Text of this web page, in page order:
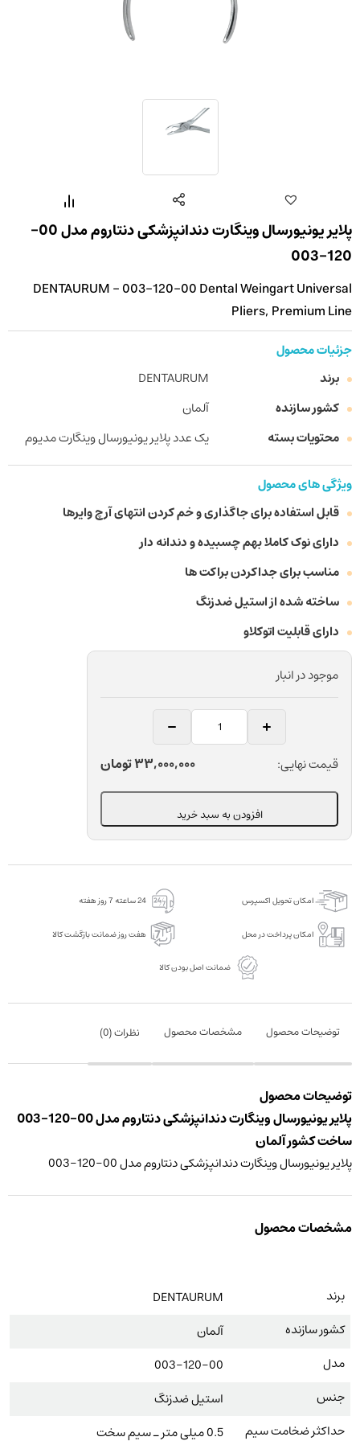
پلایر یونیورسال وینگارت دندانپزشکی دنتاروم مدل 00-
120-003
DENTAURUM - 003-120-00 Dental Weingart Universal
Pliers, Premium Line
جزئیات محصول
برند
DENTAURUM
کشور سازنده
آلمان
محتویات بسته
یک عدد پلایر یونیورسال وینگارت مدیوم
ویژگی های محصول
قابل استفاده برای جاگذاری و خم کردن انتهای آرچ وایرها
دارای نوک کاملا بهم چسبیده و دندانه دار
مناسب برای جداکردن براکت ها
ساخته شده از استیل ضدزنگ
دارای قابلیت اتوکلاو
موجود در انبار
یونیورسال
مدل
120-
قیمت نهایی: 33,000,000تومان
افزودن به سبد خرید
امکان تحویل اکسپرس 24 ساعته 7 روز هفته
امکان پرداخت در محل هفت روز ضمانت بازگشت کالا
ضمانت اصل بودن کالا
توضیحات محصول مشخصات محصول نظرات (0
)
توضیحات محصول
پلایر یونیورسال وینگارت دندانپزشکی دنتاروم مدل 00-120-003
ساخت کشور آلمان
پلایر یونیورسال وینگارت دندانپزشکی دنتاروم مدل 00-120-003
مشخصات محصول
برند
DENTAURUM
کشور سازنده
آلمان
مدل
003-120-00
جنس
استیل ضدزنگ
حداکثر ضخامت سیم
0.5 میلی متر ـ سیم سخت